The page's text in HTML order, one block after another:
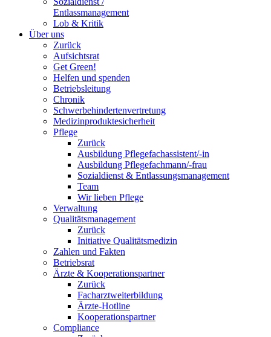
Entlassmanagement
Lob & Kritik
Über uns
Zurück
Aufsichtsrat
Get Green!
Helfen und spenden
Betriebsleitung
Chronik
Schwerbehindertenvertretung
Medizinproduktesicherheit
Pflege
Zurück
Ausbildung Pflegefachassistent/-in
Ausbildung Pflegefachmann/-frau
Sozialdienst & Entlassungsmanagement
Team
Wir lieben Pflege
Verwaltung
Qualitätsmanagement
Zurück
Initiative Qualitätsmedizin
Zahlen und Fakten
Betriebsrat
Ärzte & Kooperationspartner
Zurück
Facharztweiterbildung
Ärzte-Hotline
Kooperationspartner
Compliance